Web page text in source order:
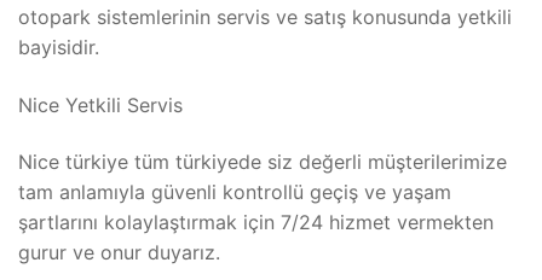
otopark sistemlerinin servis ve satış konusunda yetkili
bayisidir.
Nice Yetkili Servis
Nice türkiye tüm türkiyede siz değerli müşterilerimize
tam anlamıyla güvenli kontrollü geçiş ve yaşam
şartlarını kolaylaştırmak için 7/24 hizmet vermekten
gurur ve onur duyarız.